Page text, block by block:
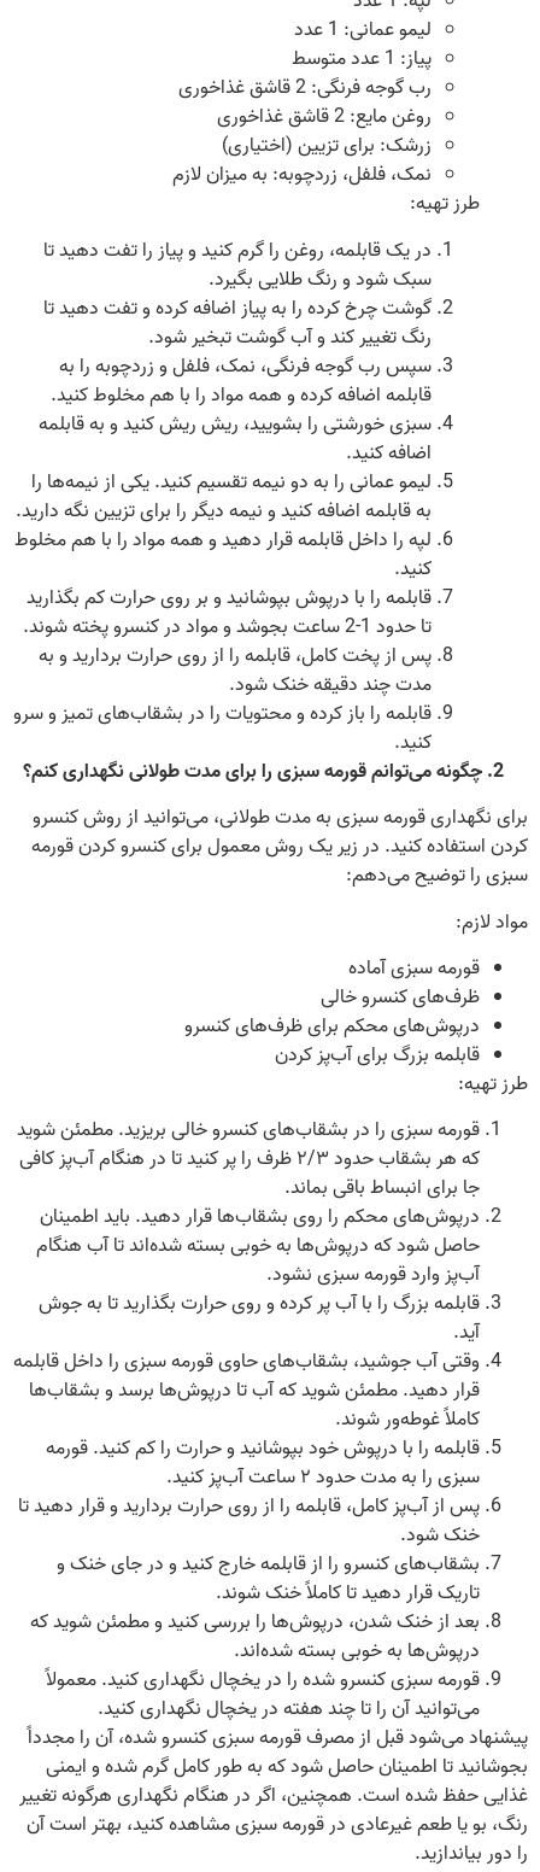
لیمو عمانی: 1 عدد
پیاز: 1 عدد متوسط
رب گوجه فرنگی: 2 قاشق غذاخوری
روغن مایع: 2 قاشق غذاخوری
زرشک: برای تزیین (اختیاری)
نمک، فلفل، زردچوبه: به میزان لازم
طرز تهیه:
در یک قابلمه، روغن را گرم کنید و پیاز را تفت دهید تا
سبک شود و رنگ طلایی بگیرد.
گوشت چرخ کرده را به پیاز اضافه کرده و تفت دهید تا
رنگ تغییر کند و آب گوشت تبخیر شود.
سپس رب گوجه فرنگی، نمک، فلفل و زردچوبه را به
قابلمه اضافه کرده و همه مواد را با هم مخلوط کنید.
سبزی خورشتی را بشویید، ریش ریش کنید و به قابلمه
اضافه کنید.
لیمو عمانی را به دو نیمه تقسیم کنید. یکی از نیمه‌ها را
به قابلمه اضافه کنید و نیمه دیگر را برای تزیین نگه دارید.
لپه را داخل قابلمه قرار دهید و همه مواد را با هم مخلوط
کنید.
قابلمه را با درپوش بپوشانید و بر روی حرارت کم بگذارید
تا حدود 1-2 ساعت بجوشد و مواد در کنسرو پخته شوند.
پس از پخت کامل، قابلمه را از روی حرارت بردارید و به
مدت چند دقیقه خنک شود.
قابلمه را باز کرده و محتویات را در بشقاب‌های تمیز و سرو
کنید.
برای نگهداری قورمه سبزی به مدت طولانی، می‌توانید از روش کنسرو
کردن استفاده کنید. در زیر یک روش معمول برای کنسرو کردن قورمه
سبزی را توضیح می‌دهم:
مواد لازم:
قورمه سبزی آماده
ظرف‌های کنسرو خالی
درپوش‌های محکم برای ظرف‌های کنسرو
قابلمه بزرگ برای آب‌پز کردن
طرز تهیه:
قورمه سبزی را در بشقاب‌های کنسرو خالی بریزید. مطمئن شوید
که هر بشقاب حدود ۲/۳ ظرف را پر کنید تا در هنگام آب‌پز کافی
جا برای انبساط باقی بماند.
درپوش‌های محکم را روی بشقاب‌ها قرار دهید. باید اطمینان
حاصل شود که درپوش‌ها به خوبی بسته شده‌اند تا آب هنگام
آب‌پز وارد قورمه سبزی نشود.
قابلمه بزرگ را با آب پر کرده و روی حرارت بگذارید تا به جوش
آید.
وقتی آب جوشید، بشقاب‌های حاوی قورمه سبزی را داخل قابلمه
قرار دهید. مطمئن شوید که آب تا درپوش‌ها برسد و بشقاب‌ها
کاملاً غوطه‌ور شوند.
قابلمه را با درپوش خود بپوشانید و حرارت را کم کنید. قورمه
سبزی را به مدت حدود ۲ ساعت آب‌پز کنید.
پس از آب‌پز کامل، قابلمه را از روی حرارت بردارید و قرار دهید تا
خنک شود.
بشقاب‌های کنسرو را از قابلمه خارج کنید و در جای خنک و
تاریک قرار دهید تا کاملاً خنک شوند.
بعد از خنک شدن، درپوش‌ها را بررسی کنید و مطمئن شوید که
درپوش‌ها به خوبی بسته شده‌اند.
قورمه سبزی کنسرو شده را در یخچال نگهداری کنید. معمولاً
می‌توانید آن را تا چند هفته در یخچال نگهداری کنید.
پیشنهاد می‌شود قبل از مصرف قورمه سبزی کنسرو شده، آن را مجدداً
بجوشانید تا اطمینان حاصل شود که به طور کامل گرم شده و ایمنی
غذایی حفظ شده است. همچنین، اگر در هنگام نگهداری هرگونه تغییر
رنگ، بو یا طعم غیرعادی در قورمه سبزی مشاهده کنید، بهتر است آن
را دور بیاندازید.